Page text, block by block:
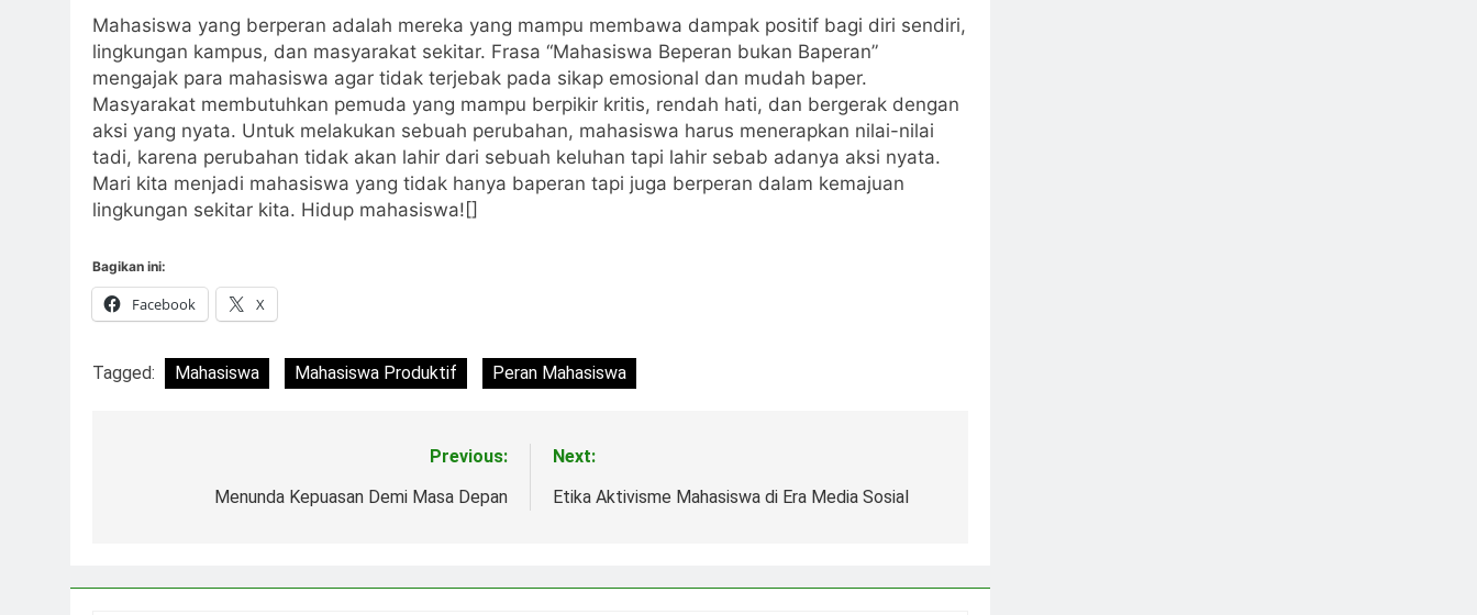
Mahasiswa yang berperan adalah mereka yang mampu membawa dampak positif bagi diri sendiri,
lingkungan kampus, dan masyarakat sekitar. Frasa “Mahasiswa Beperan bukan Baperan”
mengajak para mahasiswa agar tidak terjebak pada sikap emosional dan mudah baper.
Masyarakat membutuhkan pemuda yang mampu berpikir kritis, rendah hati, dan bergerak dengan
aksi yang nyata. Untuk melakukan sebuah perubahan, mahasiswa harus menerapkan nilai-nilai
tadi, karena perubahan tidak akan lahir dari sebuah keluhan tapi lahir sebab adanya aksi nyata.
Mari kita menjadi mahasiswa yang tidak hanya baperan tapi juga berperan dalam kemajuan
lingkungan sekitar kita. Hidup mahasiswa![]
Bagikan ini:
Facebook X
Tagged: Mahasiswa Mahasiswa Produktif Peran Mahasiswa
Previous:
Menunda Kepuasan Demi Masa Depan
Next:
Etika Aktivisme Mahasiswa di Era Media Sosial